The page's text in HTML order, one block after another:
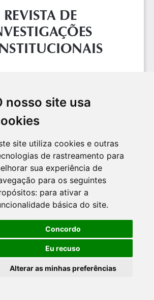
nosso site usa
site utiliza cookies e outras
de rastreamento para
sua experiência de
para os seguintes
para ativar a
básica do site.
Concordo
Eu recuso
Alterar as minhas preferências